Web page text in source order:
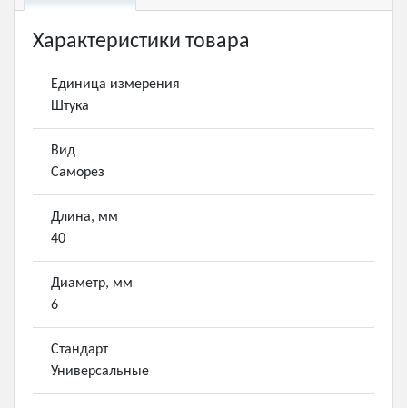
Характеристики товара
Единица измерения
Штука
Вид
Саморез
Длина, мм
40
Диаметр, мм
6
Стандарт
Универсальные